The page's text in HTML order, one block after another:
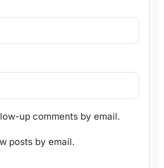
up comments by email.
posts by email.